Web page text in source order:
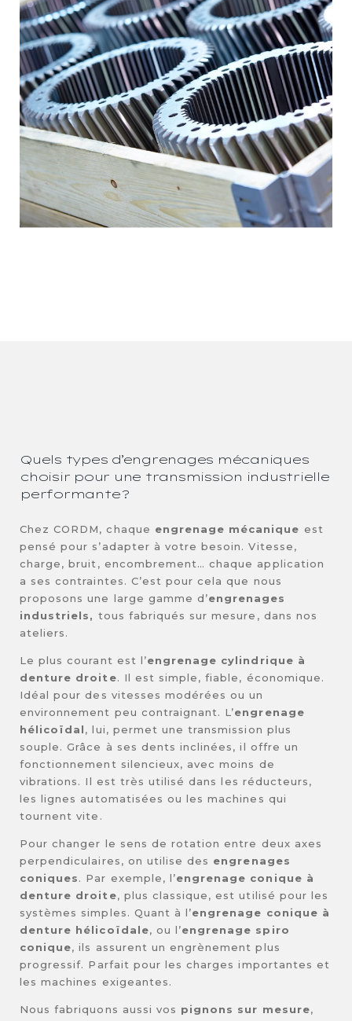
Quels types d’engrenages mécaniques
choisir pour une transmission industrielle
performante ?
Chez CORDM, chaque engrenage mécanique est
pensé pour s’adapter à votre besoin. Vitesse,
charge, bruit, encombrement… chaque application
a ses contraintes. C’est pour cela que nous
proposons une large gamme d’engrenages
industriels, tous fabriqués sur mesure, dans nos
ateliers.
Le plus courant est l’engrenage cylindrique à
denture droite. Il est simple, fiable, économique.
Idéal pour des vitesses modérées ou un
environnement peu contraignant. L’engrenage
hélicoïdal, lui, permet une transmission plus
souple. Grâce à ses dents inclinées, il offre un
fonctionnement silencieux, avec moins de
vibrations. Il est très utilisé dans les réducteurs,
les lignes automatisées ou les machines qui
tournent vite.
Pour changer le sens de rotation entre deux axes
perpendiculaires, on utilise des engrenages
coniques. Par exemple, l’engrenage conique à
denture droite, plus classique, est utilisé pour les
systèmes simples. Quant à l’engrenage conique à
denture hélicoïdale, ou l’engrenage spiro
conique, ils assurent un engrènement plus
progressif. Parfait pour les charges importantes et
les machines exigeantes.
Nous fabriquons aussi vos pignons sur mesure,